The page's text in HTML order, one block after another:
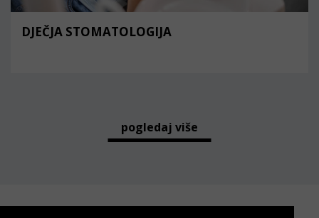
DJEČJA STOMATOLOGIJA
pogledaj više